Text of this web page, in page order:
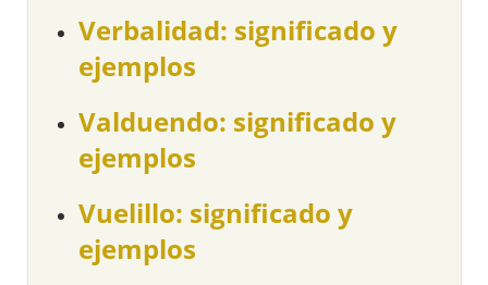
Verbalidad: significado y
ejemplos
Valduendo: significado y
ejemplos
Vuelillo: significado y
ejemplos